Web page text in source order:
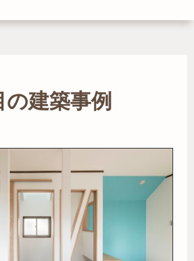
の建築事例